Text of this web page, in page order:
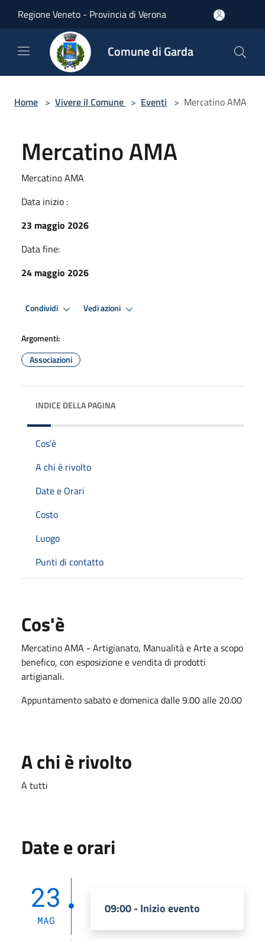
Regione Veneto - Provincia di Verona
Comune di Garda
Home > Vivere il Comune > Eventi > Mercatino AMA
Mercatino AMA
Mercatino AMA
Data inizio :
23 maggio 2026
Data fine:
24 maggio 2026
Condividi Vedi azioni
Argomenti:
Associazioni
INDICE DELLA PAGINA
Cos'è
A chi è rivolto
Date e Orari
Costo
Luogo
Punti di contatto
Cos'è
Mercatino AMA - Artigianato, Manualità e Arte a scopo
benefico, con esposizione e vendita di prodotti
artigianali.
Appuntamento sabato e domenica dalle 9.00 alle 20.00
A chi è rivolto
A tutti
Date e orari
23
MAG
09:00 - Inizio evento